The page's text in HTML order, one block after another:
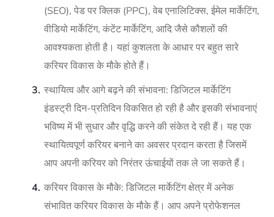
(SEO), पेड पर क्लिक (PPC), वेब एनालिटिक्स, ईमेल मार्केटिंग,
वीडियो मार्केटिंग, कंटेंट मार्केटिंग, आदि जैसे कौशलों की
आवश्यकता होती है। यहां कुशलता के आधार पर बहुत सारे
करियर विकास के मौके होते हैं।
स्थायित्व और आगे बढ़ने की संभावना: डिजिटल मार्केटिंग
इंडस्ट्री दिन-प्रतिदिन विकसित हो रही है और इसकी संभावनाएं
भविष्य में भी सुधार और वृद्धि करने की संकेत दे रही हैं। यह एक
स्थायित्वपूर्ण करियर बनाने का अवसर प्रदान करता है जिसमें
आप अपनी करियर को निरंतर ऊंचाईयों तक ले जा सकते हैं।
करियर विकास के मौके: डिजिटल मार्केटिंग क्षेत्र में अनेक
संभावित करियर विकास के मौके हैं। आप अपने प्रोफेशनल